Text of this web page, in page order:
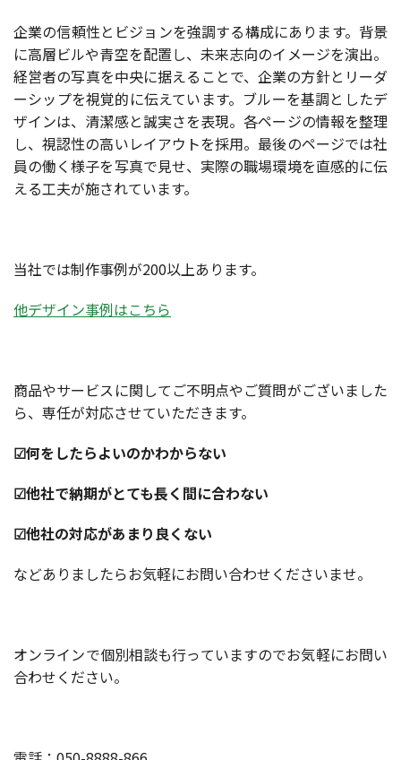
企業の信頼性とビジョンを強調する構成にあります。背景
に高層ビルや青空を配置し、未来志向のイメージを演出。
経営者の写真を中央に据えることで、企業の方針とリーダ
ーシップを視覚的に伝えています。ブルーを基調としたデ
ザインは、清潔感と誠実さを表現。各ページの情報を整理
し、視認性の高いレイアウトを採用。最後のページでは社
員の働く様子を写真で見せ、実際の職場環境を直感的に伝
える工夫が施されています。
当社では制作事例が200以上あります。
他デザイン事例はこちら
商品やサービスに関してご不明点やご質問がございました
ら、専任が対応させていただきます。
☑何をしたらよいのかわからない
☑他社で納期がとても長く間に合わない
☑他社の対応があまり良くない
などありましたらお気軽にお問い合わせくださいませ。
オンラインで個別相談も行っていますのでお気軽にお問い
合わせください。